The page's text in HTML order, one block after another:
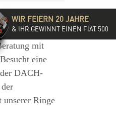
exzellente
mit
eine
DACH-
Ringe
WIR FEIERN 20 JAHRE
& IHR GEWINNT EINEN FIAT 500